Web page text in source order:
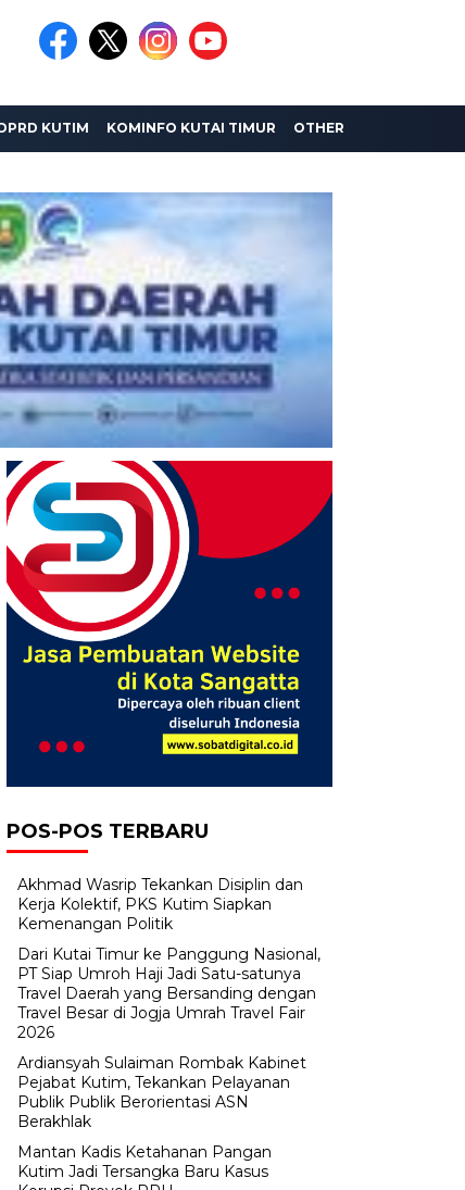
KUTIM KOMINFO KUTAI TIMUR OTHER
POS-POS TERBARU
Akhmad Wasrip Tekankan Disiplin dan
Kerja Kolektif, PKS Kutim Siapkan
Kemenangan Politik
Dari Kutai Timur ke Panggung Nasional,
PT Siap Umroh Haji Jadi Satu-satunya
Travel Daerah yang Bersanding dengan
Travel Besar di Jogja Umrah Travel Fair
2026
Ardiansyah Sulaiman Rombak Kabinet
Pejabat Kutim, Tekankan Pelayanan
Publik Publik Berorientasi ASN
Berakhlak
Mantan Kadis Ketahanan Pangan
Kutim Jadi Tersangka Baru Kasus